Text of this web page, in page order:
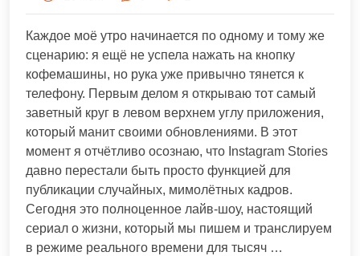
гармоничного
окружения,
чтобы
каждый
день
чувствовать
себя
энергичным,
счастливым
и
реализованным.
Каждое моё утро начинается по одному и тому же
сценарию: я ещё не успела нажать на кнопку
кофемашины, но рука уже привычно тянется к
телефону. Первым делом я открываю тот самый
заветный круг в левом верхнем углу приложения,
который манит своими обновлениями. В этот
момент я отчётливо осознаю, что Instagram Stories
давно перестали быть просто функцией для
публикации случайных, мимолётных кадров.
Сегодня это полноценное лайв-шоу, настоящий
сериал о жизни, который мы пишем и транслируем
в режиме реального времени для тысяч …